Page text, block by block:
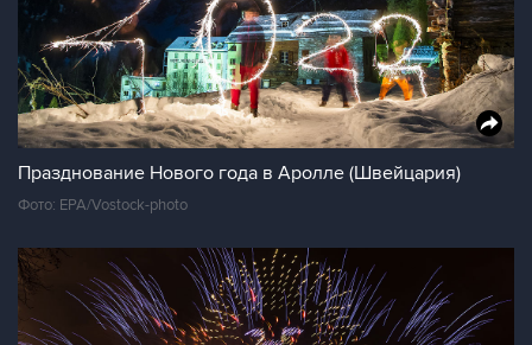
Празднование Нового года в Аролле (Швейцария)
Фото: EPA/Vostock-photo